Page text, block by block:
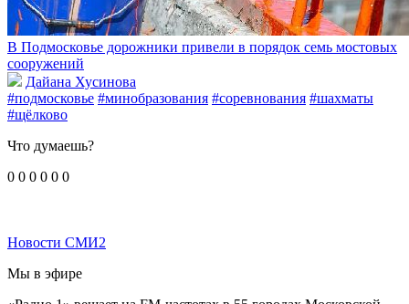
В Подмосковье дорожники привели в порядок семь мостовых
сооружений
Дайана Хусинова
#подмосковье #минобразования #соревнования #шахматы
#щёлково
Что думаешь?
0 0 0 0 0 0
Новости СМИ2
Мы в эфире